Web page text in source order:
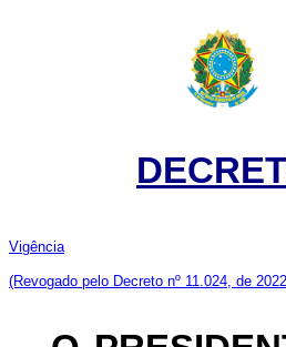
Vigência
(Revogado pelo Decreto nº 11.024, de